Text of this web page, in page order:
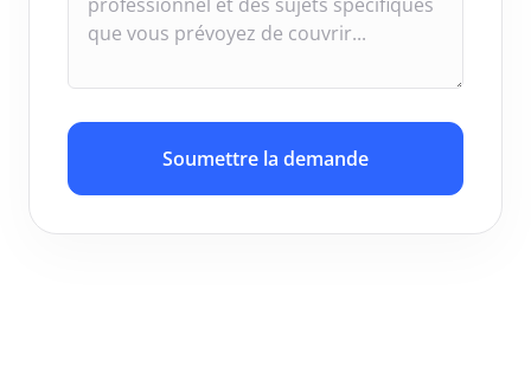
Soumettre la demande